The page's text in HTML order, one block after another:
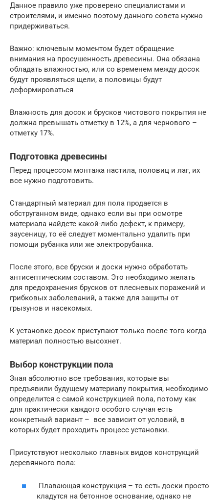
Данное правило уже проверено специалистами и
строителями, и именно поэтому данного совета нужно
придерживаться.
Важно: ключевым моментом будет обращение
внимания на просушенность древесины. Она обязана
обладать влажностью, или со временем между досок
будут проявляться щели, а половицы будут
деформироваться
Влажность для досок и брусков чистового покрытия не
должна превышать отметку в 12%, а для чернового –
отметку 17%.
Подготовка древесины
Перед процессом монтажа настила, половиц и лаг, их
все нужно подготовить.
Стандартный материал для пола продается в
обструганном виде, однако если вы при осмотре
материала найдете какой-либо дефект, к примеру,
заусеницу, то её следует моментально удалить при
помощи рубанка или же электрорубанка.
После этого, все бруски и доски нужно обработать
антисептическим составом. Это необходимо желать
для предохранения брусков от плесневых поражений и
грибковых заболеваний, а также для защиты от
грызунов и насекомых.
К установке досок приступают только после того когда
материал полностью высохнет.
Выбор конструкции пола
Зная абсолютно все требования, которые вы
предъявили будущему материалу покрытия, необходимо
определится с самой конструкцией пола, потому как
для практически каждого особого случая есть
конкретный вариант – все зависит от условий, в
которых будет проходить процесс установки.
Присутствуют несколько главных видов конструкций
деревянного пола:
Плавающая конструкция – то есть доски просто
кладутся на бетонное основание, однако не